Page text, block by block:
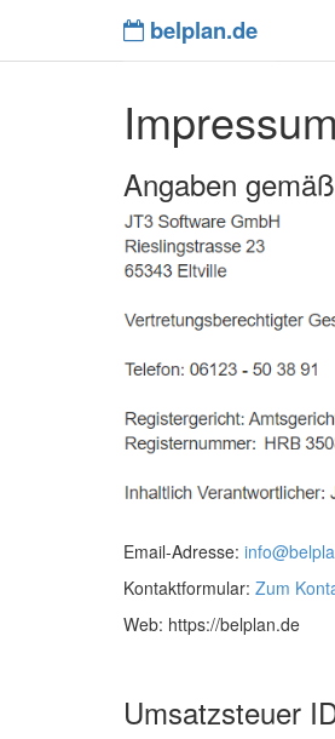
belplan.de
Impressum
Angaben
Email-Adresse:
Kontaktformular: Zum
Web: https://belplan.de
Umsatzsteuer